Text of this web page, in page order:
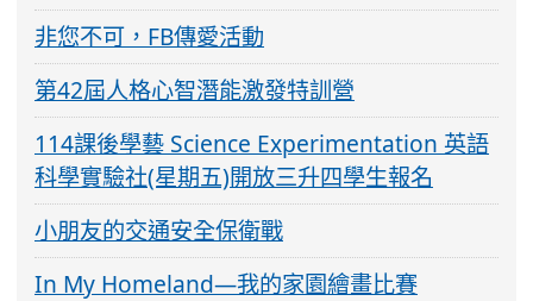
非您不可，FB傳愛活動
第42屆人格心智潛能激發特訓營
114課後學藝 Science Experimentation 英語
科學實驗社(星期五)開放三升四學生報名
小朋友的交通安全保衛戰
In My Homeland—我的家園繪畫比賽